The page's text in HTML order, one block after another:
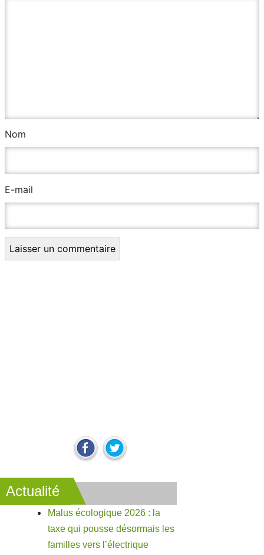
Nom
E-mail
Actualité
Malus écologique 2026 : la
taxe qui pousse désormais les
familles vers l’électrique